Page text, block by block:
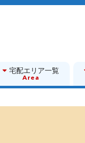
宅配エリア一覧
Area